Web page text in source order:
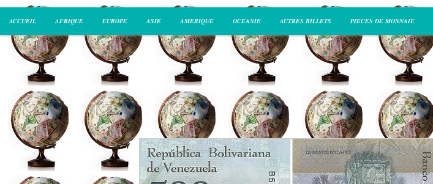
ACCUEIL AFRIQUE EUROPE ASIE AMERIQUE OCEANIE AUTRES BILLETS PIECES DE MONNAIE